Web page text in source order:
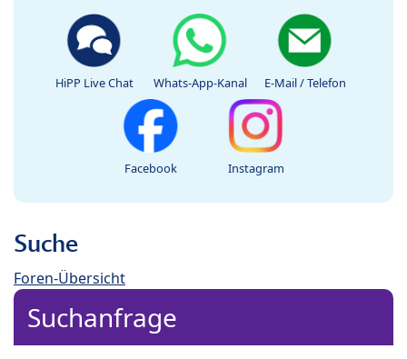
HiPP Live Chat Whats-App-Kanal E-Mail / Telefon
Facebook Instagram
Suche
Foren-Übersicht
Suchanfrage